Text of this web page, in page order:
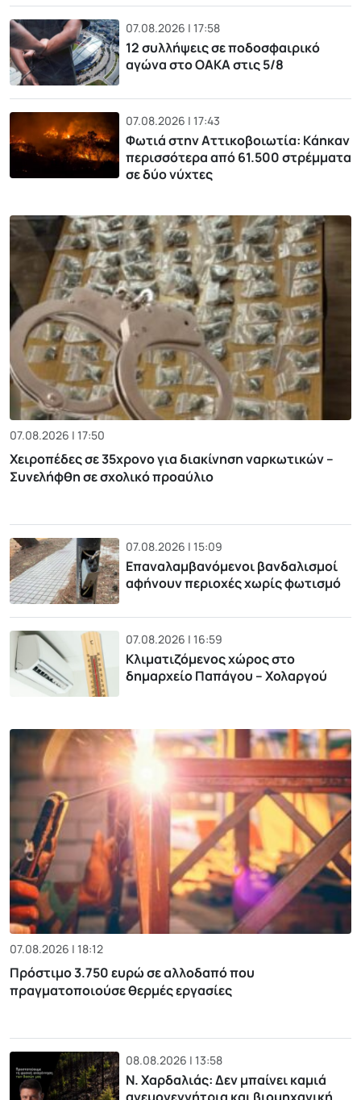
07.08.2026 | 17:58
12 συλλήψεις σε ποδοσφαιρικό
αγώνα στο ΟΑΚΑ στις 5/8
07.08.2026 | 17:43
Φωτιά στην Αττικοβοιωτία: Kάηκαν
περισσότερα από 61.500 στρέμματα
σε δύο νύχτες
07.08.2026 | 17:50
Χειροπέδες σε 35χρονο για διακίνηση ναρκωτικών –
Συνελήφθη σε σχολικό προαύλιο
07.08.2026 | 15:09
Επαναλαμβανόμενοι βανδαλισμοί
αφήνουν περιοχές χωρίς φωτισμό
07.08.2026 | 16:59
Κλιματιζόμενος χώρος στο
δημαρχείο Παπάγου – Χολαργού
07.08.2026 | 18:12
Πρόστιμο 3.750 ευρώ σε αλλοδαπό που
πραγματοποιούσε θερμές εργασίες
08.08.2026 | 13:58
Ν. Χαρδαλιάς: Δεν μπαίνει καμιά